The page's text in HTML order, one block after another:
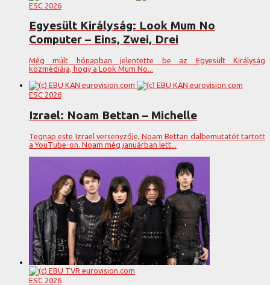
ESC 2026
Egyesült Királyság: Look Mum No
Computer – Eins, Zwei, Drei
Még múlt hónapban jelentette be az Egyesült Királyság
közmédiája, hogy a Look Mum No...
ESC 2026
Izrael: Noam Bettan – Michelle
Tegnap este Izrael versenyzője, Noam Bettan dalbemutatót tartott
a YouTube-on. Noam még januárban lett...
ESC 2026